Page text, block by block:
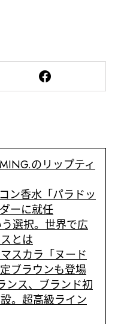
のリップティ
ン香水「パラドッ
ーに就任
選択。世界で広
とは
スカラ「ヌード
ブラウンも登場
ンス、ブランド初
。超高級ライン